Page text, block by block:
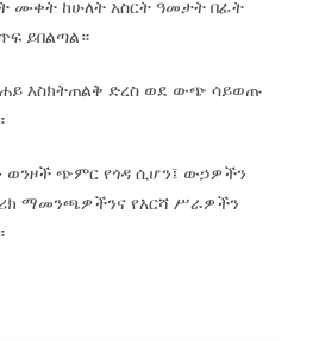
ሙቀት ከሁለት አስርት ዓመታት በፊት
ይበልጣል።
እስክትጠልቅ ድረስ ወደ ውጭ ሳይወጡ
ወንዞች ጭምር የጎዳ ሲሆን፤ ውኃዎችን
ማመንጫዎችንና የእርሻ ሥራዎችን